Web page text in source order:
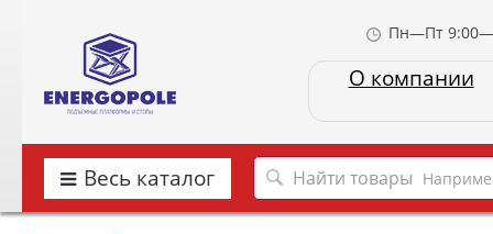
Пн—Пт
О компании
Весь каталог